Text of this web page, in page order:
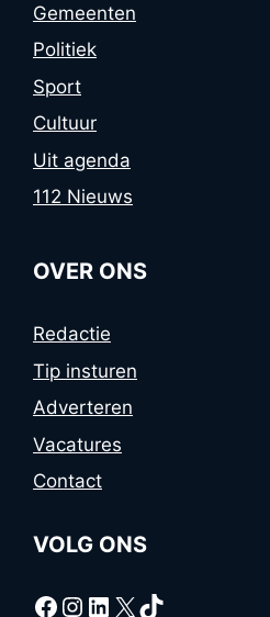
Gemeenten
Politiek
Sport
Cultuur
Uit agenda
112 Nieuws
OVER ONS
Redactie
Tip insturen
Adverteren
Vacatures
Contact
VOLG ONS
Facebook
Instagram
LinkedIn
X TikTok